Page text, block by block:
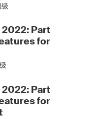
级
Part
for
Part
for